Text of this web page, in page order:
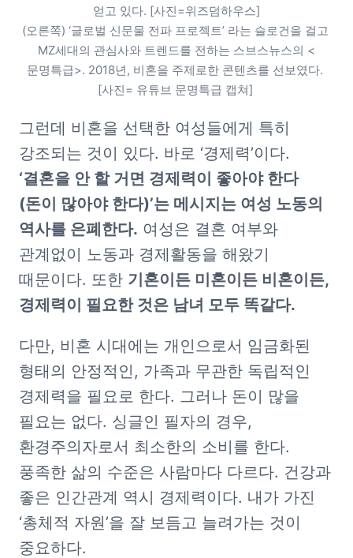
얻고 있다. [사진=위즈덤하우스]
(오른쪽) ‘글로벌 신문물 전파 프로젝트’ 라는 슬로건을 걸고
MZ세대의 관심사와 트렌드를 전하는 스브스뉴스의 <
문명특급>. 2018년, 비혼을 주제로한 콘텐츠를 선보였다.
[사진= 유튜브 문명특급 캡쳐]
그런데 비혼을 선택한 여성들에게 특히
‘결혼을 안 할 거면 경제력이 좋아야 한다
(돈이 많아야 한다)’는 메시지는 여성 노동의
역사를 은폐한다. 여성은 결혼 여부와
관계없이 노동과 경제활동을 해왔기
때문이다. 또한 기혼이든 미혼이든 비혼이든,
경제력이 필요한 것은 남녀 모두 똑같다.
다만, 비혼 시대에는 개인으로서 임금화된
형태의 안정적인, 가족과 무관한 독립적인
경제력을 필요로 한다. 그러나 돈이 많을
필요는 없다. 싱글인 필자의 경우,
환경주의자로서 최소한의 소비를 한다.
풍족한 삶의 수준은 사람마다 다르다. 건강과
좋은 인간관계 역시 경제력이다. 내가 가진
‘총체적 자원’을 잘 보듬고 늘려가는 것이
중요하다.